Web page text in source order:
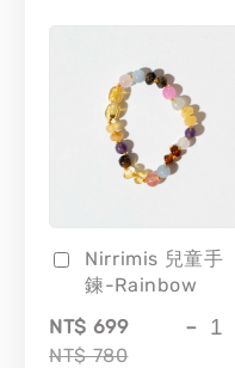
Nirrimis 兒童手
鍊-Rainbow
NT$ 699
NT$ 780
-